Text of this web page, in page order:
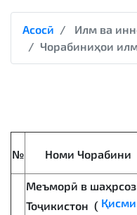
Асосӣ
Илм ва
Чорабиниҳои
№ Номи Чорабини
Меъморӣ в
Тоҷикистон ( Қисми